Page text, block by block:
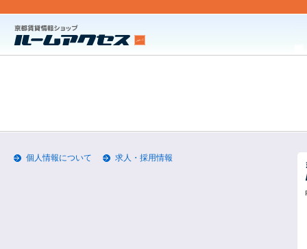
個人情報について 求人・採用情報